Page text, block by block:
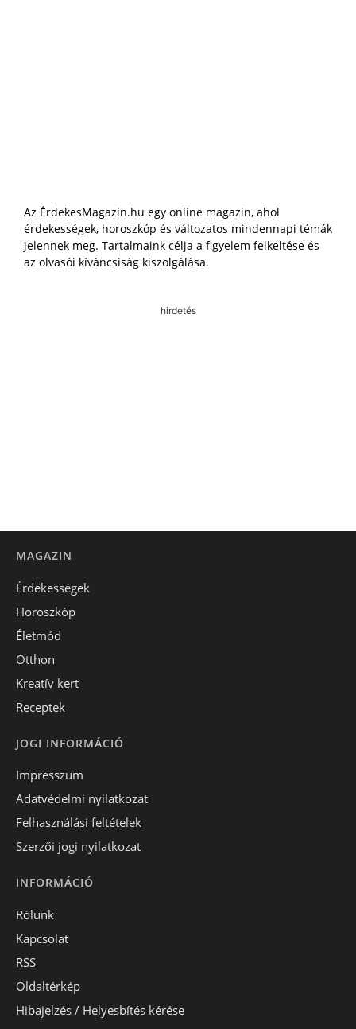
Az ÉrdekesMagazin.hu egy online magazin, ahol
érdekességek, horoszkóp és változatos mindennapi témák
jelennek meg. Tartalmaink célja a figyelem felkeltése és
az olvasói kíváncsiság kiszolgálása.
hirdetés
MAGAZIN
Érdekességek
Horoszkóp
Életmód
Otthon
Kreatív kert
Receptek
JOGI INFORMÁCIÓ
Impresszum
Adatvédelmi nyilatkozat
Felhasználási feltételek
Szerzői jogi nyilatkozat
INFORMÁCIÓ
Rólunk
Kapcsolat
RSS
Oldaltérkép
Hibajelzés / Helyesbítés kérése